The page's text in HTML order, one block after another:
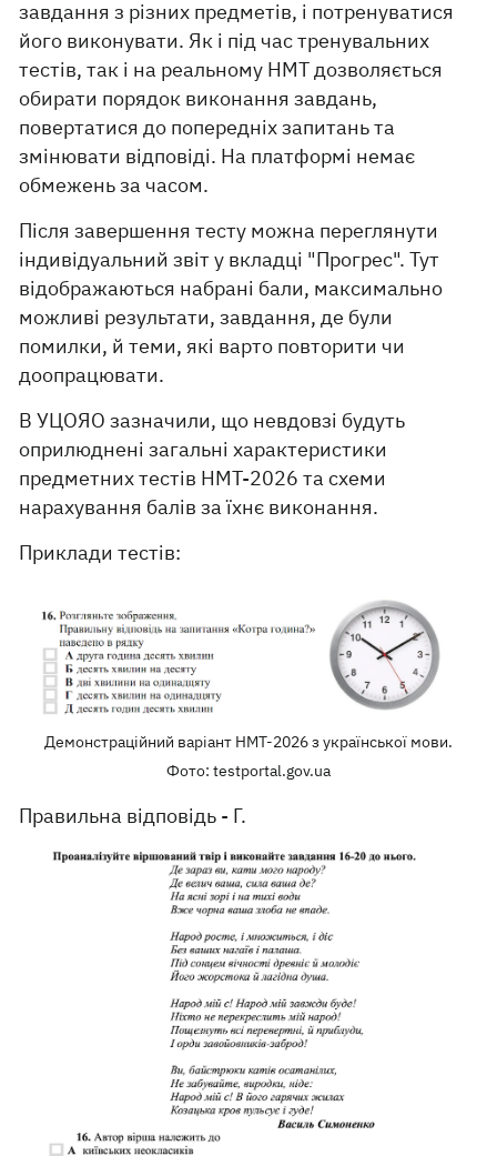
завдання з різних предметів, і потренуватися
його виконувати. Як і під час тренувальних
тестів, так і на реальному НМТ дозволяється
обирати порядок виконання завдань,
повертатися до попередніх запитань та
змінювати відповіді. На платформі немає
обмежень за часом.
Після завершення тесту можна переглянути
індивідуальний звіт у вкладці "Прогрес". Тут
відображаються набрані бали, максимально
можливі результати, завдання, де були
помилки, й теми, які варто повторити чи
доопрацювати.
В УЦОЯО зазначили, що невдовзі будуть
оприлюднені загальні характеристики
предметних тестів НМТ-2026 та схеми
нарахування балів за їхнє виконання.
Приклади тестів:
Демонстраційний варіант НМТ-2026 з української мови.
Фото: testportal.gov.ua
Правильна відповідь - Г.